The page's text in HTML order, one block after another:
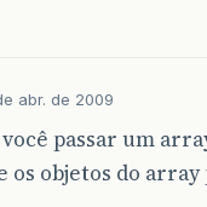
abr. de 2009
passar um
objetos do array